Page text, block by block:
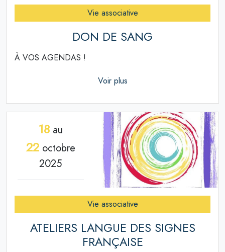
Vie associative
DON DE SANG
À VOS AGENDAS !
Voir plus
18au
22octobre
2025
Vie associative
ATELIERS LANGUE DES SIGNES
FRANÇAISE